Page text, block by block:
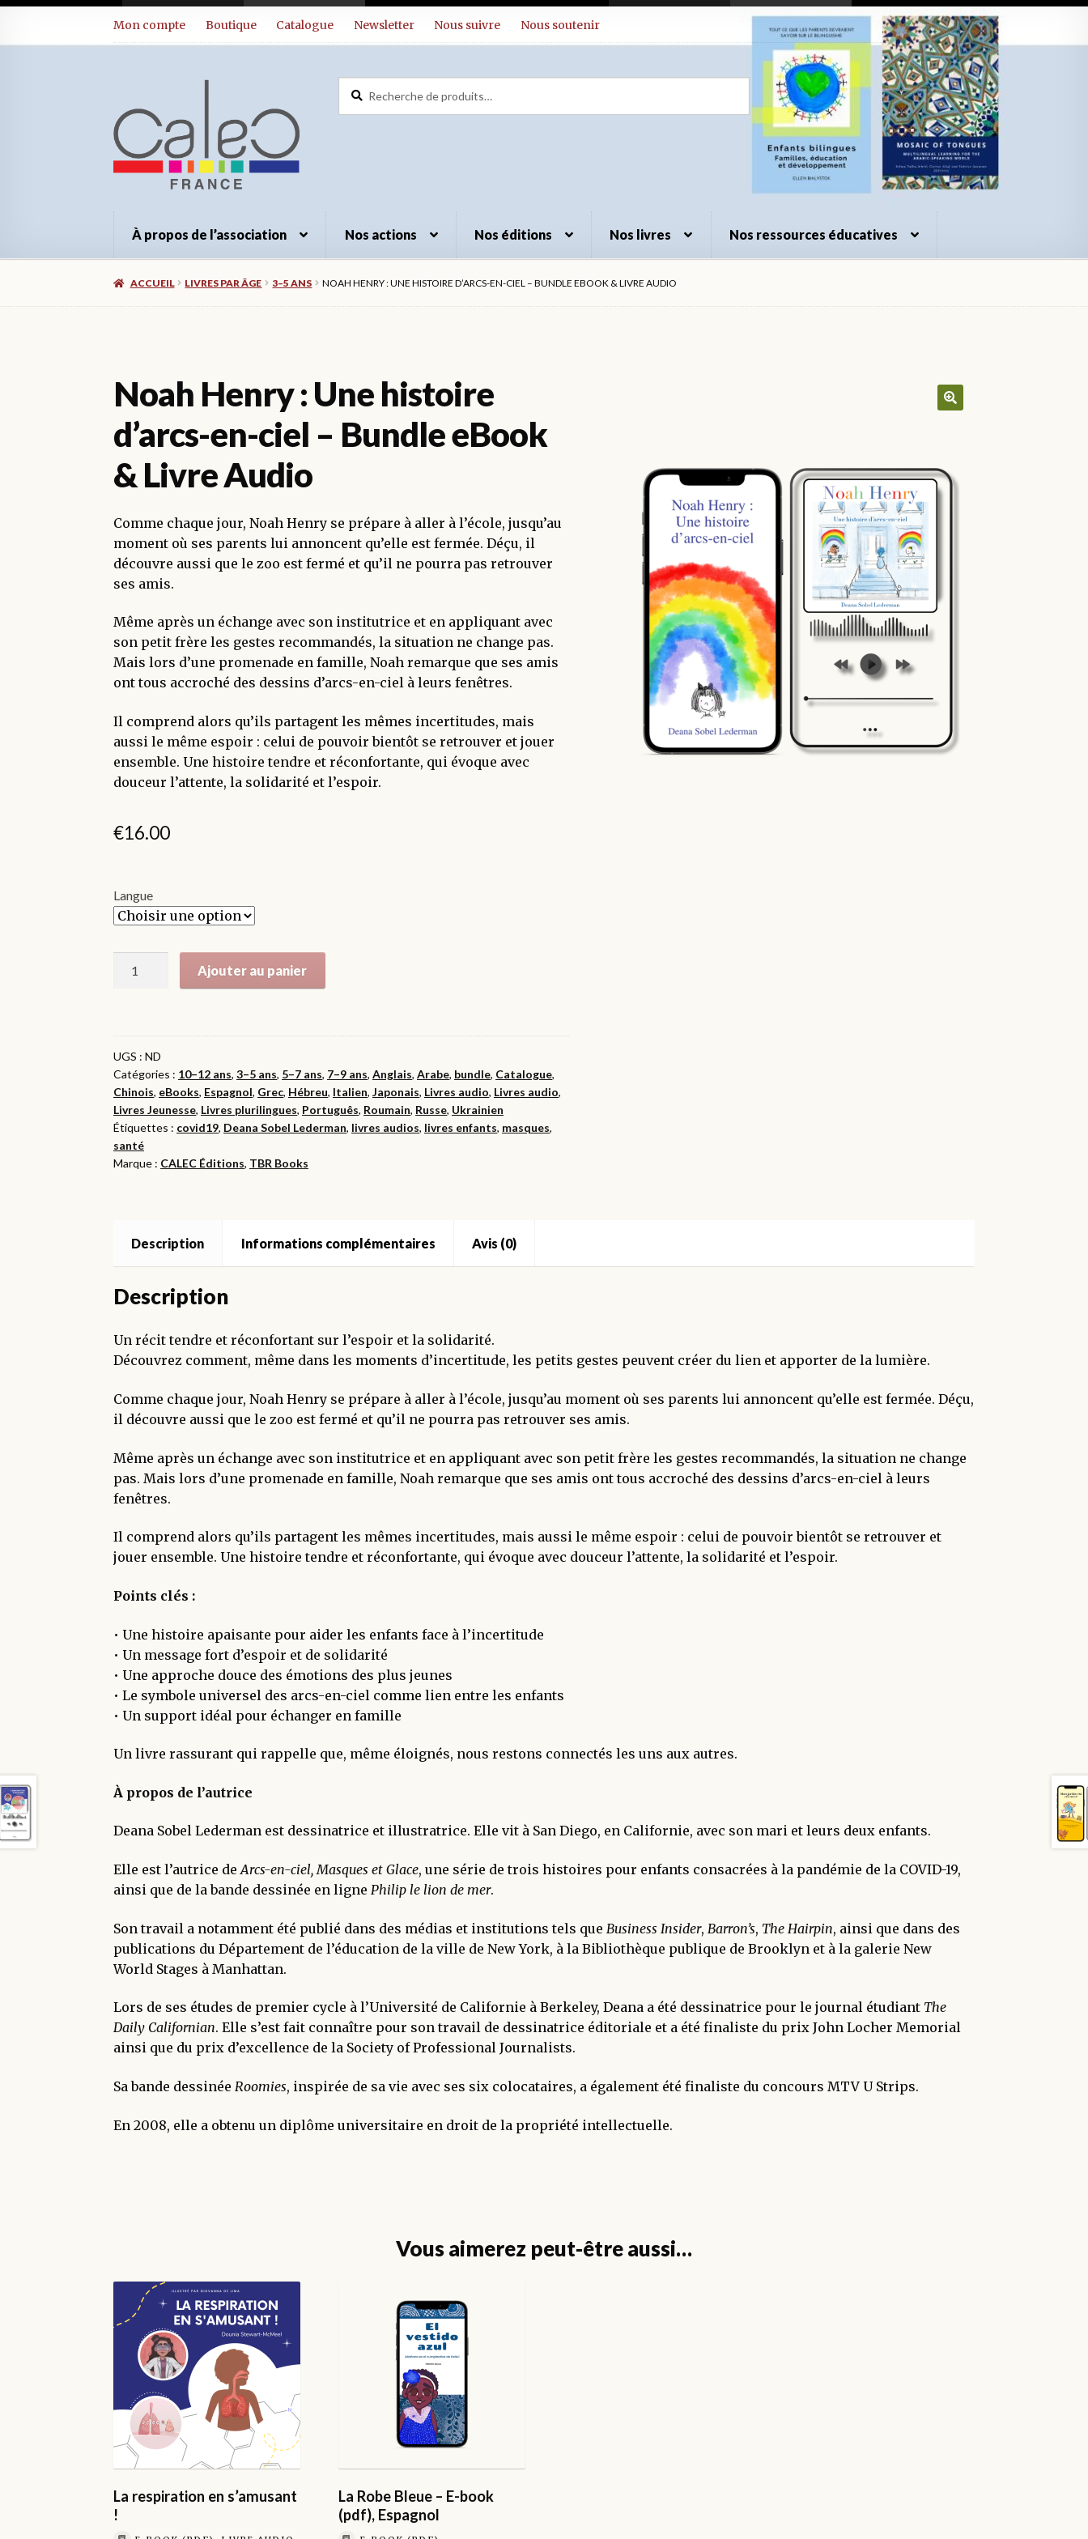
Mon compte Boutique Catalogue Newsletter Nous suivre Nous soutenir
pour :
À propos de l’association Nos actions Nos éditions Nos livres Nos ressources éducatives
ACCUEIL LIVRES PAR ÂGE 3–5 ANS NOAH HENRY : UNE HISTOIRE D’ARCS-EN-CIEL – BUNDLE EBOOK & LIVRE AUDIO
Noah Henry : Une histoire
d’arcs-en-ciel – Bundle eBook
& Livre Audio
Comme chaque jour, Noah Henry se prépare à aller à l’école, jusqu’au
moment où ses parents lui annoncent qu’elle est fermée. Déçu, il
découvre aussi que le zoo est fermé et qu’il ne pourra pas retrouver
ses amis.
Même après un échange avec son institutrice et en appliquant avec
son petit frère les gestes recommandés, la situation ne change pas.
Mais lors d’une promenade en famille, Noah remarque que ses amis
ont tous accroché des dessins d’arcs-en-ciel à leurs fenêtres.
Il comprend alors qu’ils partagent les mêmes incertitudes, mais
aussi le même espoir : celui de pouvoir bientôt se retrouver et jouer
ensemble. Une histoire tendre et réconfortante, qui évoque avec
douceur l’attente, la solidarité et l’espoir.
€16.00
Langue
:
Une
histoire
d’arcs-
en-
ciel
-
Livre
Audio
Ajouter au panier
UGS :ND
Catégories : 10–12 ans,3–5 ans, 5–7 ans, 7–9 ans,Anglais,Arabe, bundle, Catalogue,
Chinois, eBooks, Espagnol, Grec, Hébreu, Italien,Japonais, Livres audio, Livres audio,
Livres Jeunesse, Livres plurilingues, Português, Roumain, Russe, Ukrainien
Étiquettes : covid19, Deana Sobel Lederman, livres audios, livres enfants, masques,
santé
Marque : CALEC Éditions, TBR Books
Description Informations complémentaires Avis (0)
Description
Un récit tendre et réconfortant sur l’espoir et la solidarité.
Découvrez comment, même dans les moments d’incertitude, les petits gestes peuvent créer du lien et apporter de la lumière.
Comme chaque jour, Noah Henry se prépare à aller à l’école, jusqu’au moment où ses parents lui annoncent qu’elle est fermée. Déçu,
il découvre aussi que le zoo est fermé et qu’il ne pourra pas retrouver ses amis.
Même après un échange avec son institutrice et en appliquant avec son petit frère les gestes recommandés, la situation ne change
pas. Mais lors d’une promenade en famille, Noah remarque que ses amis ont tous accroché des dessins d’arcs-en-ciel à leurs
fenêtres.
Il comprend alors qu’ils partagent les mêmes incertitudes, mais aussi le même espoir : celui de pouvoir bientôt se retrouver et
jouer ensemble. Une histoire tendre et réconfortante, qui évoque avec douceur l’attente, la solidarité et l’espoir.
Points clés :
• Une histoire apaisante pour aider les enfants face à l’incertitude
• Un message fort d’espoir et de solidarité
• Une approche douce des émotions des plus jeunes
• Le symbole universel des arcs-en-ciel comme lien entre les enfants
• Un support idéal pour échanger en famille
Un livre rassurant qui rappelle que, même éloignés, nous restons connectés les uns aux autres.
À propos de l’autrice
Deana Sobel Lederman est dessinatrice et illustratrice. Elle vit à San Diego, en Californie, avec son mari et leurs deux enfants.
Elle est l’autrice deArcs-en-ciel, Masques et Glace, une série de trois histoires pour enfants consacrées à la pandémie de la COVID-19,
ainsi que de la bande dessinée en lignePhilip le lion de mer.
Son travail a notamment été publié dans des médias et institutions tels que Business Insider, Barron’s, The Hairpin, ainsi que dans des
publications du Département de l’éducation de la ville de New York, à la Bibliothèque publique de Brooklyn et à la galerie New
World Stages à Manhattan.
Lors de ses études de premier cycle à l’Université de Californie à Berkeley, Deana a été dessinatrice pour le journal étudiant The
Daily Californian. Elle s’est fait connaître pour son travail de dessinatrice éditoriale et a été finaliste du prix John Locher Memorial
ainsi que du prix d’excellence de la Society of Professional Journalists.
Sa bande dessinéeRoomies, inspirée de sa vie avec ses six colocataires, a également été finaliste du concours MTV U Strips.
En 2008, elle a obtenu un diplôme universitaire en droit de la propriété intellectuelle.
Vous aimerez peut-être aussi…
La respiration en s’amusant
!
La Robe Bleue – E-book
(pdf), Espagnol